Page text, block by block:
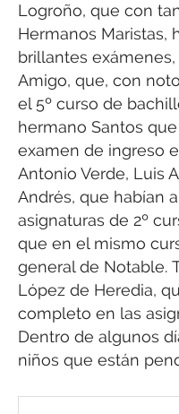
Logroño, que con
Hermanos Maristas,
brillantes
Amigo, que, con
el 5º curso de
hermano Santos
examen de ingreso
Antonio Verde, Luis
Andrés, que habían
asignaturas de 2º
que en el mismo
general de Notable.
López de Heredia,
completo en las
Dentro de algunos
niños que están